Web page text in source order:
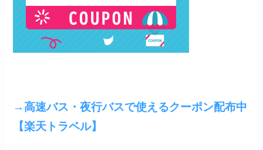
→高速バス・夜行バスで使えるクーポン配布中
【楽天トラベル】